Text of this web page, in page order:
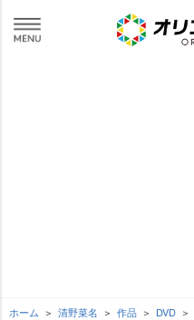
ホーム 清野菜名 作品 DVD